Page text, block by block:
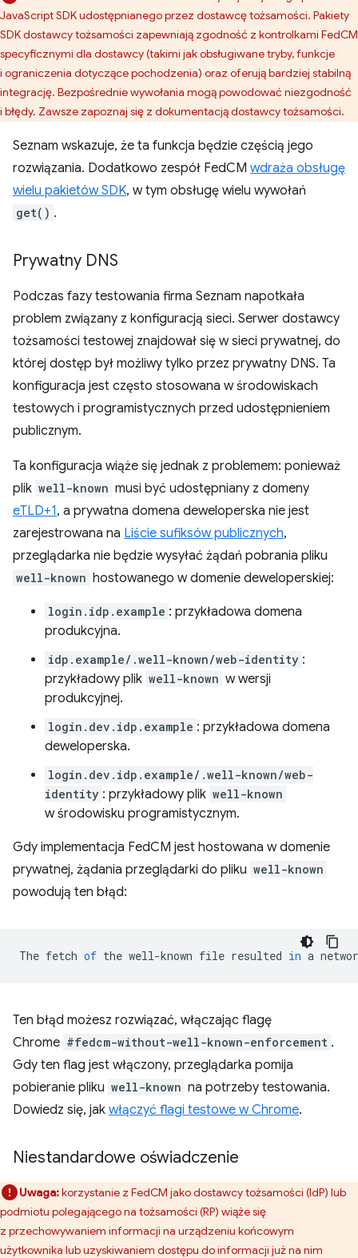
JavaScript SDK udostępnianego przez dostawcę tożsamości. Pakiety
SDK dostawcy tożsamości zapewniają zgodność z kontrolkami FedCM
specyficznymi dla dostawcy (takimi jak obsługiwane tryby, funkcje
i ograniczenia dotyczące pochodzenia) oraz oferują bardziej stabilną
integrację. Bezpośrednie wywołania mogą powodować niezgodność
i błędy. Zawsze zapoznaj się z dokumentacją dostawcy tożsamości.
Seznam wskazuje, że ta funkcja będzie częścią jego
rozwiązania. Dodatkowo zespół FedCM wdraża obsługę
wielu pakietów SDK, w tym obsługę wielu wywołań
get() .
Prywatny DNS
Podczas fazy testowania firma Seznam napotkała
problem związany z konfiguracją sieci. Serwer dostawcy
tożsamości testowej znajdował się w sieci prywatnej, do
której dostęp był możliwy tylko przez prywatny DNS. Ta
konfiguracja jest często stosowana w środowiskach
testowych i programistycznych przed udostępnieniem
publicznym.
Ta konfiguracja wiąże się jednak z problemem: ponieważ
plik well-known musi być udostępniany z domeny
eTLD+1, a prywatna domena deweloperska nie jest
zarejestrowana na Liście sufiksów publicznych,
przeglądarka nie będzie wysyłać żądań pobrania pliku
well-known hostowanego w domenie deweloperskiej:
login.idp.example : przykładowa domena
produkcyjna.
idp.example/.well-known/web-identity :
przykładowy plik well-known w wersji
produkcyjnej.
login.dev.idp.example : przykładowa domena
deweloperska.
login.dev.idp.example/.well-known/web-
identity : przykładowy plik well-known
w środowisku programistycznym.
Gdy implementacja FedCM jest hostowana w domenie
prywatnej, żądania przeglądarki do pliku well-known
powodują ten błąd:
The fetch of the well-known file resulted in a
Ten błąd możesz rozwiązać, włączając flagę
Chrome #fedcm-without-well-known-enforcement .
Gdy ten flag jest włączony, przeglądarka pomija
pobieranie pliku well-known na potrzeby testowania.
Dowiedz się, jak włączyć flagi testowe w Chrome.
Niestandardowe oświadczenie
Uwaga:korzystanie z FedCM jako dostawcy tożsamości (IdP) lub
podmiotu polegającego na tożsamości (RP) wiąże się
z przechowywaniem informacji na urządzeniu końcowym
użytkownika lub uzyskiwaniem dostępu do informacji już na nim